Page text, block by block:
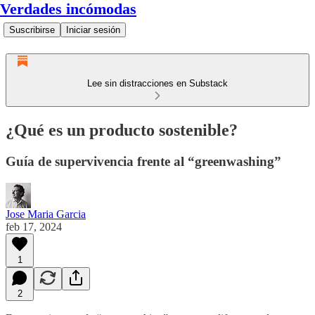
Verdades incómodas
Suscribirse Iniciar sesión
Lee sin distracciones en Substack
¿Qué es un producto sostenible?
Guía de supervivencia frente al “greenwashing”
Jose Maria Garcia
feb 17, 2024
1
2